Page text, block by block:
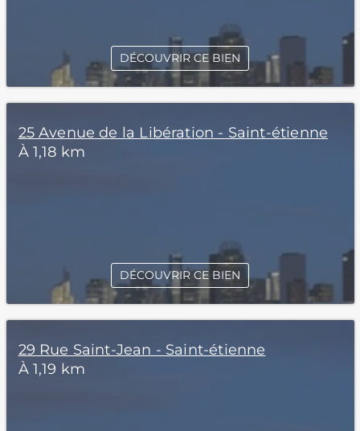
DÉCOUVRIR CE BIEN
25 Avenue de la Libération - Saint-étienne
À 1,18 km
DÉCOUVRIR CE BIEN
29 Rue Saint-Jean - Saint-étienne
À 1,19 km